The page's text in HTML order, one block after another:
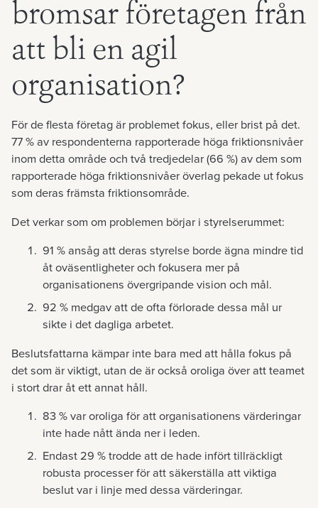
bromsar företagen från
att bli en agil
organisation?
För de flesta företag är problemet fokus, eller brist på det.
77 % av respondenterna rapporterade höga friktionsnivåer
inom detta område och två tredjedelar (66 %) av dem som
rapporterade höga friktionsnivåer överlag pekade ut fokus
som deras främsta friktionsområde.
Det verkar som om problemen börjar i styrelserummet:
91 % ansåg att deras styrelse borde ägna mindre tid
åt oväsentligheter och fokusera mer på
organisationens övergripande vision och mål.
92 % medgav att de ofta förlorade dessa mål ur
sikte i det dagliga arbetet.
Beslutsfattarna kämpar inte bara med att hålla fokus på
det som är viktigt, utan de är också oroliga över att teamet
i stort drar åt ett annat håll.
83 % var oroliga för att organisationens värderingar
inte hade nått ända ner i leden.
Endast 29 % trodde att de hade infört tillräckligt
robusta processer för att säkerställa att viktiga
beslut var i linje med dessa värderingar.